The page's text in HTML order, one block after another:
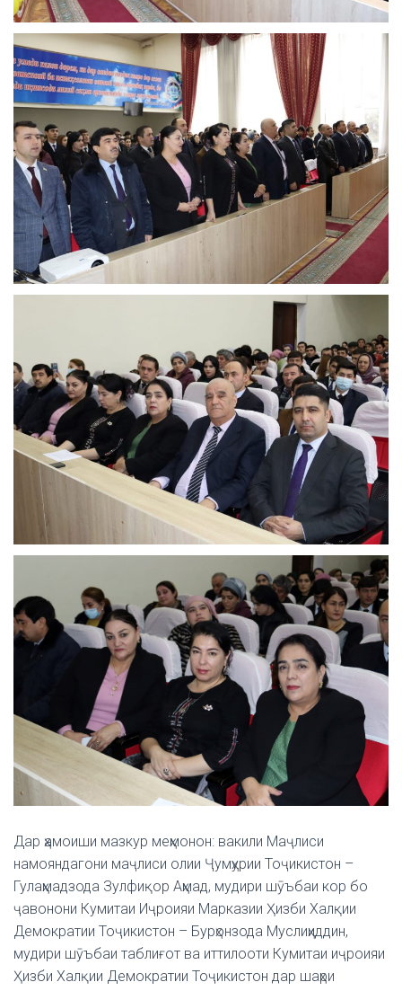
Дар ҳамоиши мазкур меҳмонон: вакили Маҷлиси
намояндагони маҷлиси олии Ҷумҳурии Тоҷикистон –
Гулаҳмадзода Зулфиқор Аҳмад, мудири шӯъбаи кор бо
ҷавонони Кумитаи Иҷроияи Марказии Ҳизби Халқии
Демократии Тоҷикистон – Бурҳонзода Муслиҳиддин,
мудири шӯъбаи таблиғот ва иттилооти Кумитаи иҷроияи
Ҳизби Халқии Демократии Тоҷикистон дар шаҳри